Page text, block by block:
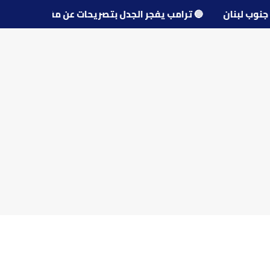
جنوب لبنان 🔵ترامب يفجر الجدل بتصريحات عن